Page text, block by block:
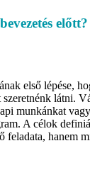
előtt?
első lépése,
látni.
munkánkat
A célok
feladata, hanem